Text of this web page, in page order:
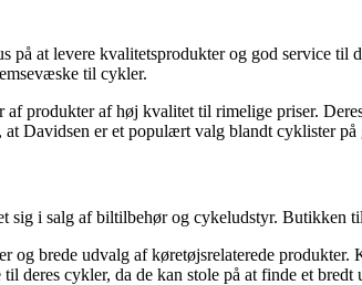
på at levere kvalitetsprodukter og god service
til cykler.
af produkter af høj kvalitet til rimelige priser.
Davidsen er et populært valg blandt cyklister
sig i salg af biltilbehør og cykeludstyr.
og brede udvalg af køretøjsrelaterede
deres cykler, da de kan stole på at finde et